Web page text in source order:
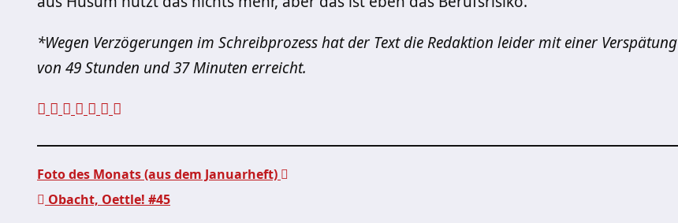
*Wegen Verzögerungen im Schreibprozess hat der Text die Redaktion leider mit einer Verspätung
von 49 Stunden und 37 Minuten erreicht.
Foto des Monats (aus dem Januarheft)
Obacht, Oettle! #45